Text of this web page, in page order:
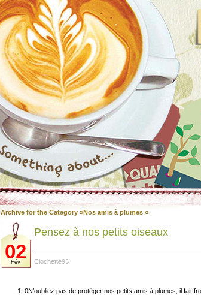
Archive for the Category »Nos amis à plumes «
02
Fév
Pensez à nos petits oiseaux
Clochette93
0N’oubliez pas de protéger nos petits amis à plumes, il fait